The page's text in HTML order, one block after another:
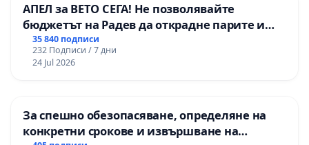
АПЕЛ за ВЕТО СЕГА! Не позволявайте
бюджетът на Радев да открадне парите и
правата ни в тъмното
35 840 подписи
232 Подписи / 7 дни
24 Jul 2026
За спешно обезопасяване, определяне на
конкретни срокове и извършване на